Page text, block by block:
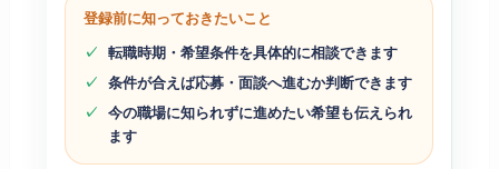
登録前に知っておきたいこと
転職時期・希望条件を具体的に相談できます
条件が合えば応募・面談へ進むか判断できます
今の職場に知られずに進めたい希望も伝えられ
ます